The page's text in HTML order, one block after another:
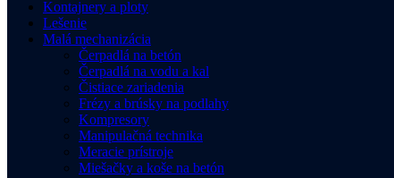
Kontajnery a ploty
Lešenie
Malá mechanizácia
Čerpadlá na betón
Čerpadlá na vodu a kal
Čistiace zariadenia
Frézy a brúsky na podlahy
Kompresory
Manipulačná technika
Meracie prístroje
Miešačky a koše na betón